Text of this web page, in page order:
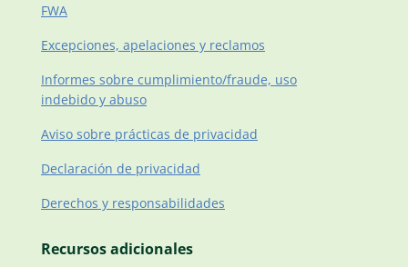
FWA
Excepciones, apelaciones y reclamos
Informes sobre cumplimiento/fraude, uso
indebido y abuso
Aviso sobre prácticas de privacidad
Declaración de privacidad
Derechos y responsabilidades
Recursos adicionales